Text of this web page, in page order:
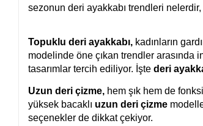
sezonun deri ayakkabı trendleri
Topuklu deri ayakkabı, kadınların
modelinde öne çıkan trendler
tasarımlar tercih ediliyor. İştederi
Uzun deri çizme, hem şık hem de
yüksek bacaklı uzun deri çizme
seçenekler de dikkat çekiyor.